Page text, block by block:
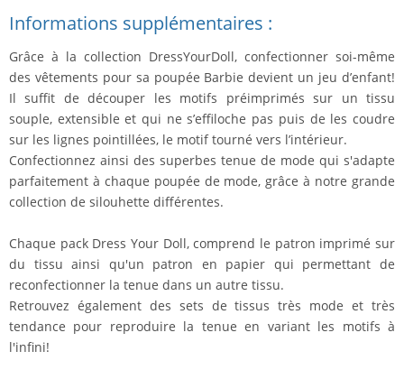
Informations supplémentaires :
Grâce à la collection DressYourDoll, confectionner soi-même
des vêtements pour sa poupée Barbie devient un jeu d’enfant!
Il suffit de découper les motifs préimprimés sur un tissu
souple, extensible et qui ne s’effiloche pas puis de les coudre
sur les lignes pointillées, le motif tourné vers l’intérieur.
Confectionnez ainsi des superbes tenue de mode qui s'adapte
parfaitement à chaque poupée de mode, grâce à notre grande
collection de silouhette différentes.
Chaque pack Dress Your Doll, comprend le patron imprimé sur
du tissu ainsi qu'un patron en papier qui permettant de
reconfectionner la tenue dans un autre tissu.
Retrouvez également des sets de tissus très mode et très
tendance pour reproduire la tenue en variant les motifs à
l'infini!